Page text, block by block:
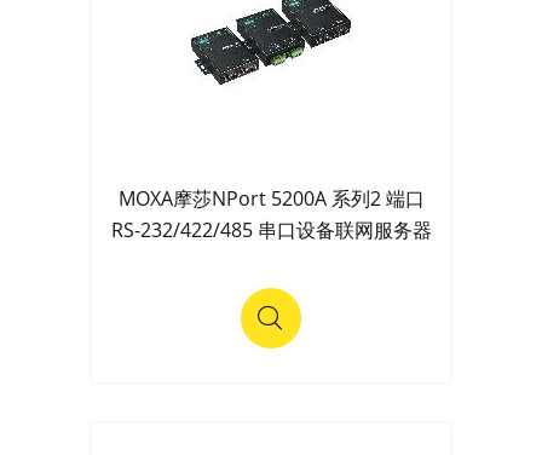
MOXA摩莎NPort 5200A 系列2 端口
RS-232/422/485 串口设备联网服务器